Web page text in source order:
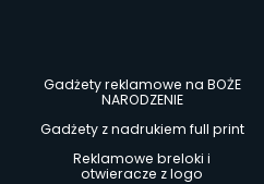
Gadżety reklamowe na BOŻE
NARODZENIE
Gadżety z nadrukiem full print
Reklamowe breloki i
otwieracze z logo